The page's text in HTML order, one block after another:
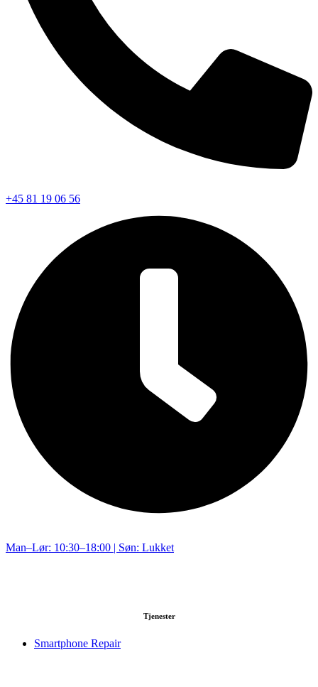
+45 81 19 06 56
Man–Lør: 10:30–18:00 | Søn: Lukket
Tjenester
Smartphone Repair